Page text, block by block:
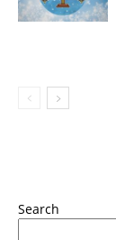
Search